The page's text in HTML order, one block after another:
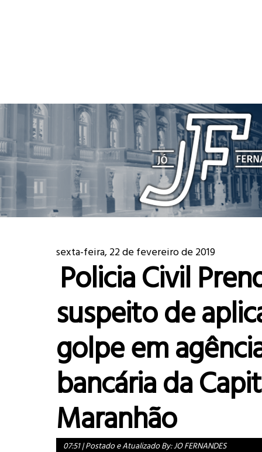
sexta-feira, 22 de fevereiro de 2019
Policia Civil
suspeito de
golpe em
bancária da
Maranhão
07:51|Postado e Atualizado By:JO FERNANDES